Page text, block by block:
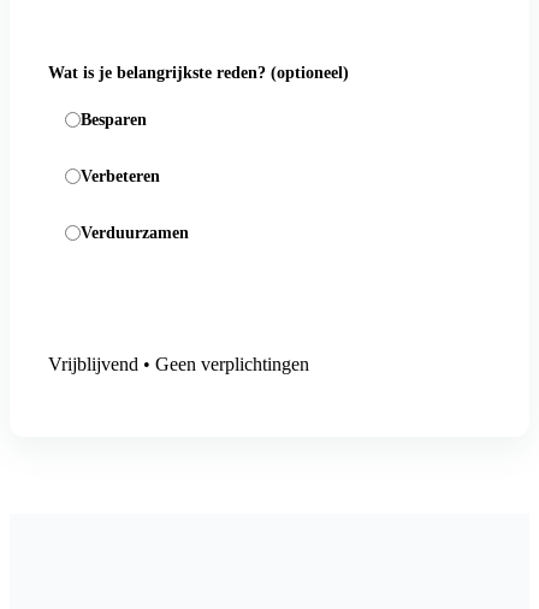
Wat is je belangrijkste reden? (optioneel)
Besparen
Verbeteren
Verduurzamen
Vrijblijvend • Geen verplichtingen